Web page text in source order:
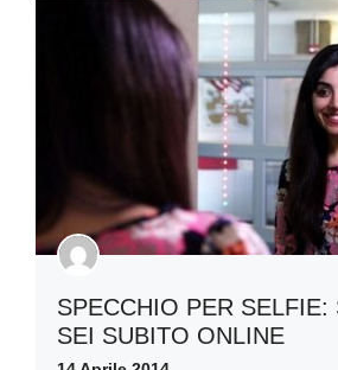
SPECCHIO PER SELFIE:
SEI SUBITO ONLINE